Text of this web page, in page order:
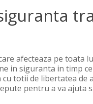
afecteaza pe toata
in siguranta in timp
totii de libertatea de
pentru a va ajuta